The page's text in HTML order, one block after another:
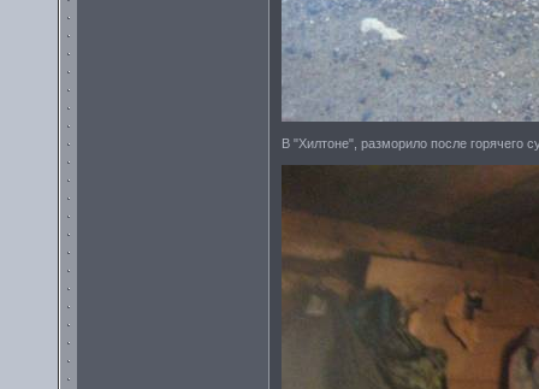
В "Хилтоне", разморило после горячего